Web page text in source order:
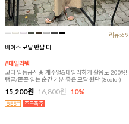
리뷰:69
베이스 모달 반팔 티
#데일리템
코디 일등공신★ 캐주얼&데일리하게 활용도 200%!
탱글/쫀쫀 입는 순간 기분 좋은 모달 원단 (8color)
15,200원 16,800원 10%